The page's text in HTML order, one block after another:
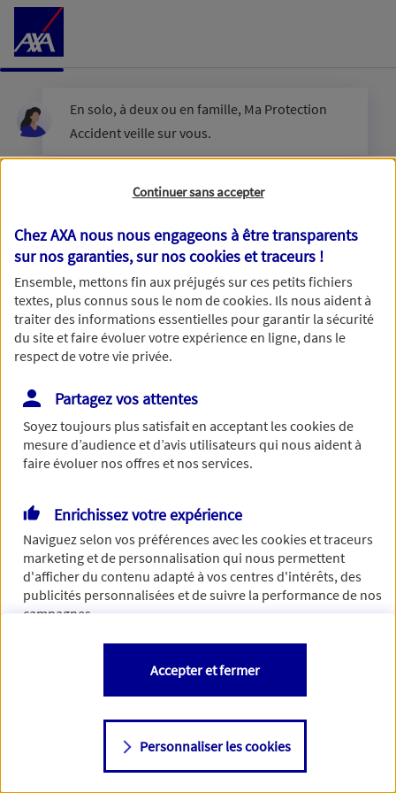
Accéder au Contenu
En solo, à deux ou en famille, Ma Protection
Accident veille sur vous.
Êtes-vous en couple ?
Oui
Non
concernant. Pour plus d'informations,
Continuer sans accepter
Chez AXA nous nous engageons à être transparents
sur nos garanties, sur noscookies et traceurs !
Ensemble, mettons fin aux préjugés sur ces petits fichiers
textes, plus connus sous le nom decookies. Ils nous aident à
traiter des informations essentielles pour garantir la sécurité
du site et faire évoluer votre expérience en ligne, dans le
respect de votre vie privée.
Partagez vos attentes
Soyez toujours plus satisfait en acceptant lescookiesde
mesure d’audience et d’avis utilisateurs qui nous aident à
faire évoluer nos offres et nos services.
Enrichissez votre expérience
Naviguez selon vos préférences avec lescookies et traceurs
marketing et de personnalisation qui nous permettent
d'afficher du contenu adapté à vos centres d'intérêts, des
publicités personnalisées et de suivre la performance de nos
campagnes.
Vous êtes libre de les accepter, de les refuser comme de
changer d'avis à tout moment en allant sur
Consulter notre politique decookies
Personnaliser les cookies
Accepter et fermer